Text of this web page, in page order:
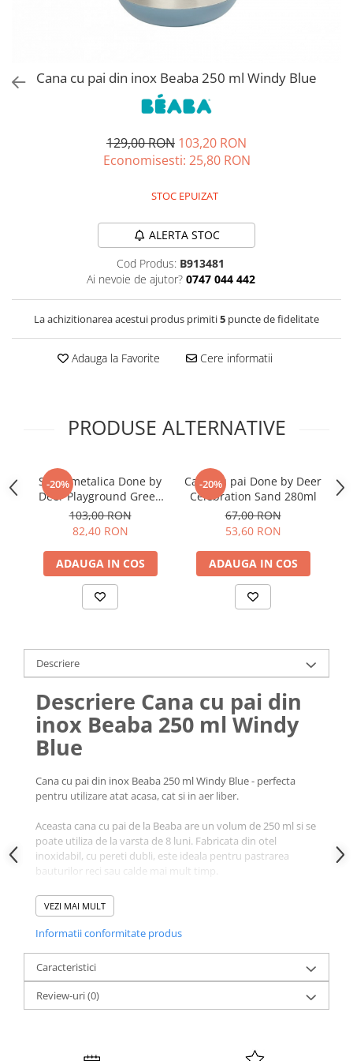
Jucarii electronice
Jocuri de societate
Cana cu pai din inox Beaba 250 ml Windy Blue
129,00 RON 103,20 RON
Economisesti: 25,80 RON
STOC EPUIZAT
ALERTA STOC
Cod Produs: B913481
Ai nevoie de ajutor? 0747 044 442
La achizitionarea acestui produs primiti5 puncte de fidelitate
Adauga la Favorite Cere informatii
PRODUSE ALTERNATIVE
-20%
Sticla metalica Done by
Deer Playground Green
350 ml
103,00 RON
82,40 RON
ADAUGA IN COS
-20%
Cana cu pai Done by Deer
Celebration Sand 280ml
67,00 RON
53,60 RON
ADAUGA IN COS
Descriere
Descriere Cana cu pai din
inox Beaba 250 ml Windy
Blue
Cana cu pai din inox Beaba 250 ml Windy Blue - perfecta
pentru utilizare atat acasa, cat si in aer liber.
Aceasta cana cu pai de la Beaba are un volum de 250 ml si se
poate utiliza de la varsta de 8 luni. Fabricata din otel
inoxidabil, cu pereti dubli, este ideala pentru pastrarea
bauturilor reci sau calde mai mult timp.
VEZI MAI MULT
Informatii conformitate produs
Caracteristici
Review-uri(0)